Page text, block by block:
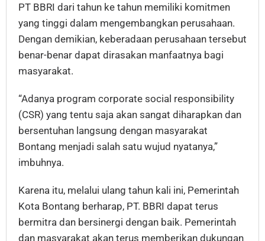
PT BBRI dari tahun ke tahun memiliki komitmen
yang tinggi dalam mengembangkan perusahaan.
Dengan demikian, keberadaan perusahaan tersebut
benar-benar dapat dirasakan manfaatnya bagi
masyarakat.
“Adanya program corporate social responsibility
(CSR) yang tentu saja akan sangat diharapkan dan
bersentuhan langsung dengan masyarakat
Bontang menjadi salah satu wujud nyatanya,”
imbuhnya.
Karena itu, melalui ulang tahun kali ini, Pemerintah
Kota Bontang berharap, PT. BBRI dapat terus
bermitra dan bersinergi dengan baik. Pemerintah
dan masyarakat akan terus memberikan dukungan